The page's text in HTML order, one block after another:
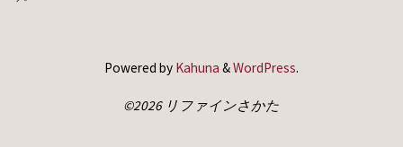
Powered by Kahuna &WordPress.
©2026 リファインさかた